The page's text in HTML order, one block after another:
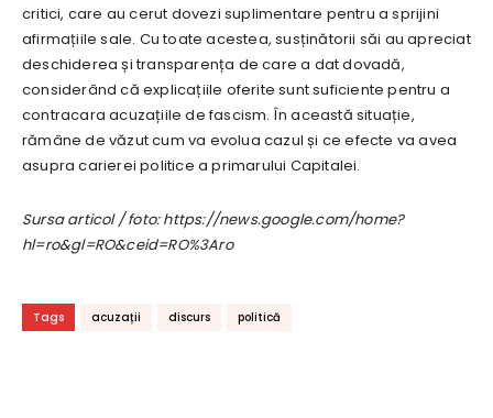
critici, care au cerut dovezi suplimentare pentru a sprijini
afirmațiile sale. Cu toate acestea, susținătorii săi au apreciat
deschiderea și transparența de care a dat dovadă,
considerând că explicațiile oferite sunt suficiente pentru a
contracara acuzațiile de fascism. În această situație,
rămâne de văzut cum va evolua cazul și ce efecte va avea
asupra carierei politice a primarului Capitalei.
Sursa articol / foto: https://news.google.com/home?
hl=ro&gl=RO&ceid=RO%3Aro
Tags acuzații discurs politică